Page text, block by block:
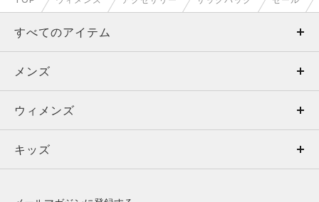
すべてのアイテム
メンズ
ウィメンズ
キッズ
メンズ
トップス
ボトムス
ウィメンズ
トップス
キッズ